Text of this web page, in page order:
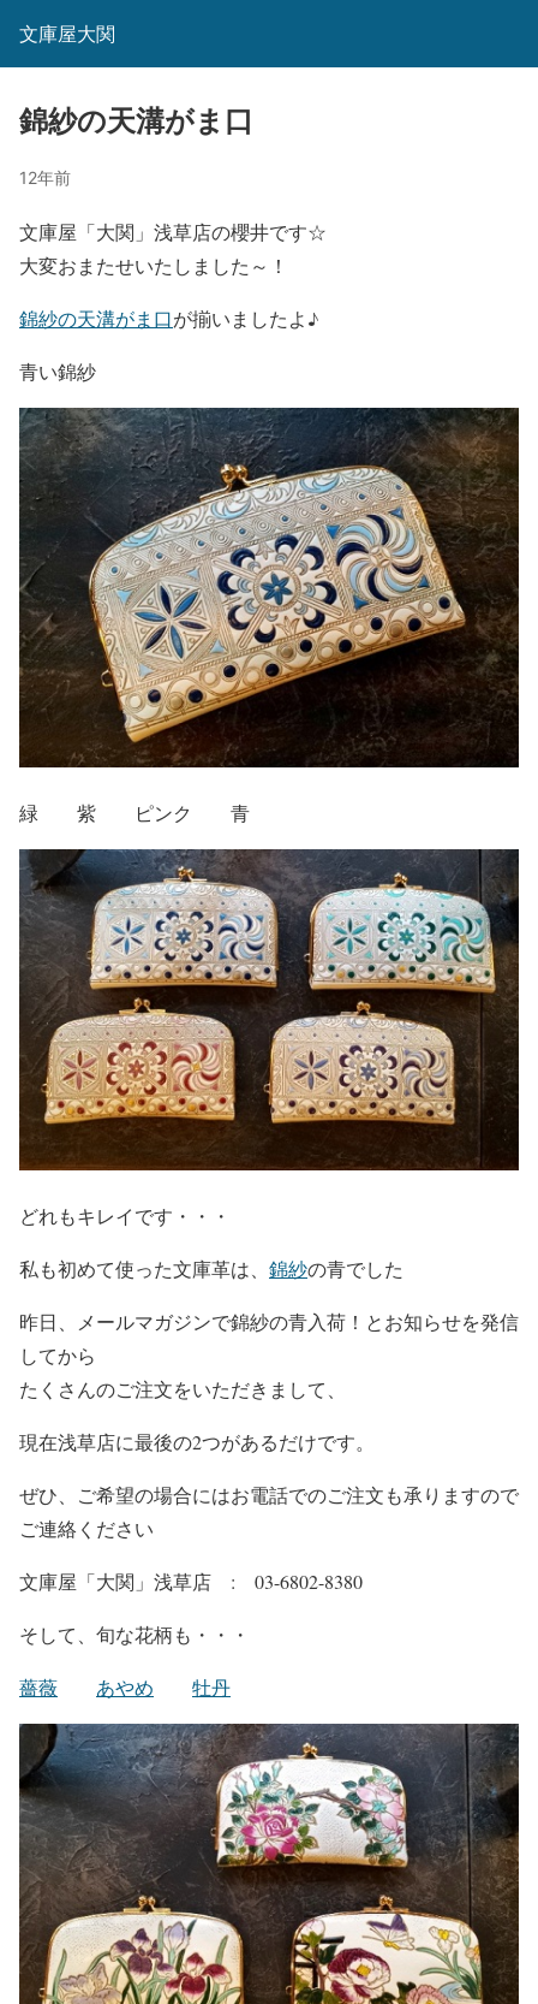
文庫屋大関
錦紗の天溝がま口
12年前
文庫屋「大関」浅草店の櫻井です☆
大変おまたせいたしました～！
錦紗の天溝がま口が揃いましたよ♪
青い錦紗
緑 紫 ピンク 青
どれもキレイです・・・
私も初めて使った文庫革は、 錦紗の青でした
昨日、メールマガジンで錦紗の青入荷！とお知らせを発信
してから
たくさんのご注文をいただきまして、
現在浅草店に最後の2つがあるだけです。
ぜひ、ご希望の場合にはお電話でのご注文も承りますので
ご連絡ください
文庫屋「大関」浅草店 : 03-6802-8380
そして、旬な花柄も・・・
薔薇 あやめ 牡丹